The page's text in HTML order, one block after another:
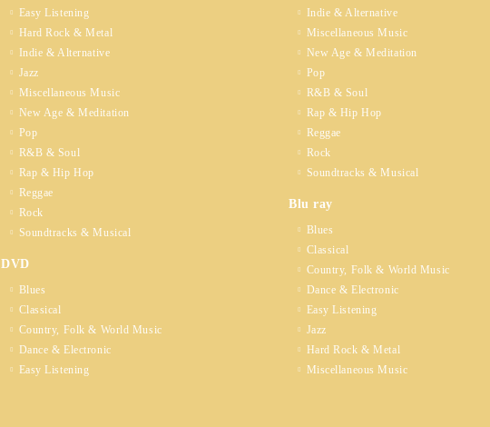
Easy Listening
Hard Rock & Metal
Indie & Alternative
Jazz
Miscellaneous Music
New Age & Meditation
Pop
R&B & Soul
Rap & Hip Hop
Reggae
Rock
Soundtracks & Musical
DVD
Blues
Classical
Country, Folk & World Music
Dance & Electronic
Easy Listening
Indie & Alternative
Miscellaneous Music
New Age & Meditation
Pop
R&B & Soul
Rap & Hip Hop
Reggae
Rock
Soundtracks & Musical
Blu ray
Blues
Classical
Country, Folk & World Music
Dance & Electronic
Easy Listening
Jazz
Hard Rock & Metal
Miscellaneous Music